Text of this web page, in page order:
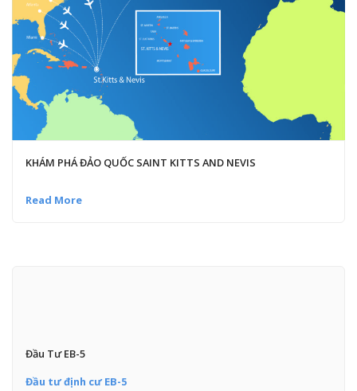
KHÁM PHÁ ĐẢO QUỐC SAINT KITTS AND NEVIS
Read More
Đầu Tư EB-5
Đầu tư định cư EB-5